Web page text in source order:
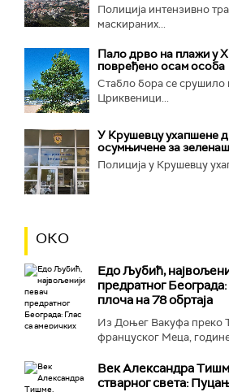
Полиција интензивно
маскираних...
Пало дрво на плажи у
повређено осам особа
Стабло бора се срушило
Цриквеници...
У Крушевцу ухапшене
осумњичене за
Полиција у Крушевцу
ОКО
Едо Љубић,
предратног
плоча на 78 обртаја
Из Доњег Вакуфа преко
француског Меца,
Век Александра
стварног света: